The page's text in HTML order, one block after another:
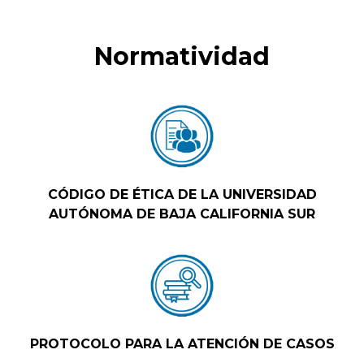
Normatividad
CÓDIGO DE ÉTICA DE LA UNIVERSIDAD
AUTÓNOMA DE BAJA CALIFORNIA SUR
PROTOCOLO PARA LA ATENCIÓN DE CASOS